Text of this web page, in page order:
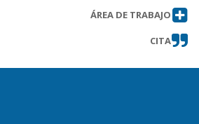
ÁREA DE TRABAJO
CITA